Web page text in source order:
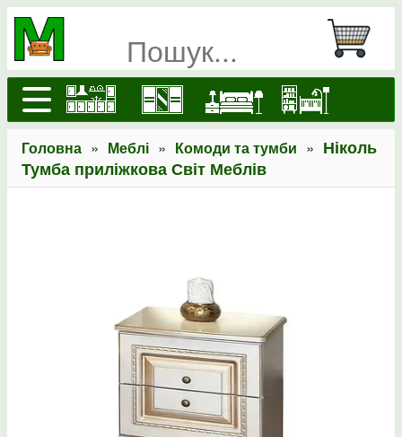
Головна » Меблі » Комоди та тумби » Ніколь
Тумба приліжкова Світ Меблів